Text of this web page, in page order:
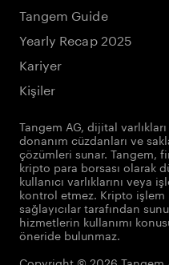
Tangem Guide
Yearly Recap 2025
Kariyer
Kişiler
Tangem AG, dijital
donanım cüzdanları ve
çözümleri sunar. Tangem,
kripto para borsası olarak
kullanıcı varlıklarını veya
kontrol etmez. Kripto
sağlayıcılar tarafından
hizmetlerin kullanımı
öneride bulunmaz.